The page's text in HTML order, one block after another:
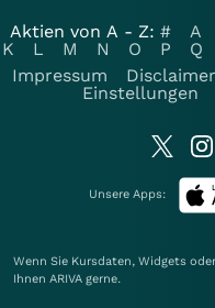
Aktien von A - Z: # A
K
L M N O P Q
Impressum
Disclaimer
Einstellungen
Unsere Apps:
Wenn Sie Kursdaten, Widgets
Ihnen ARIVA gerne.